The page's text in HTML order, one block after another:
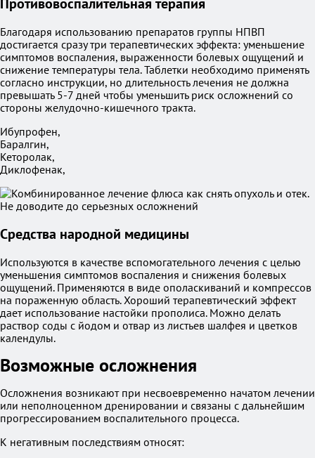
Благодаря использованию препаратов группы НПВП
достигается сразу три терапевтических эффекта: уменьшение
симптомов воспаления, выраженности болевых ощущений и
снижение температуры тела. Таблетки необходимо применять
согласно инструкции, но длительность лечения не должна
превышать 5-7 дней чтобы уменьшить риск осложнений со
стороны желудочно-кишечного тракта.
Ибупрофен,
Баралгин,
Кеторолак,
Диклофенак,
Средства народной медицины
Используются в качестве вспомогательного лечения с целью
уменьшения симптомов воспаления и снижения болевых
ощущений. Применяются в виде ополаскиваний и компрессов
на пораженную область. Хороший терапевтический эффект
дает использование настойки прополиса. Можно делать
раствор соды с йодом и отвар из листьев шалфея и цветков
календулы.
Возможные осложнения
Осложнения возникают при несвоевременно начатом лечении
или неполноценном дренировании и связаны с дальнейшим
прогрессированием воспалительного процесса.
К негативным последствиям относят: